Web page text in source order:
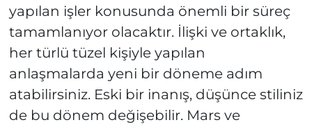
yapılan işler konusunda önemli bir süreç
tamamlanıyor olacaktır. İlişki ve ortaklık,
her türlü tüzel kişiyle yapılan
anlaşmalarda yeni bir döneme adım
atabilirsiniz. Eski bir inanış, düşünce stiliniz
de bu dönem değişebilir. Mars ve